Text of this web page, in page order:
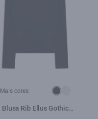
Mais cores:
Blusa Rib Ellus Gothic